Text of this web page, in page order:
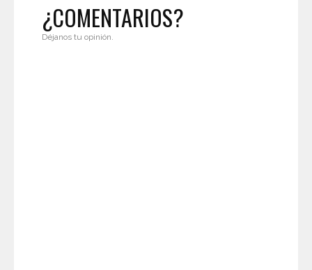
¿COMENTARIOS?
Déjanos tu opinión.